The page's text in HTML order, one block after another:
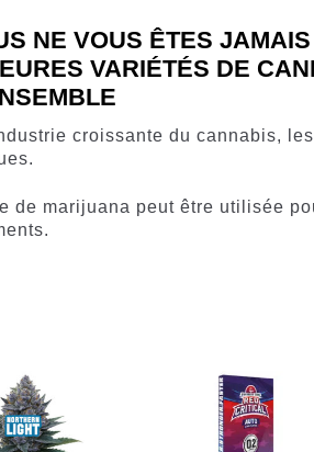
NE VOUS ÊTES
VARIÉTÉS DE
croissante du cannabis,
de marijuana peut être utilisée